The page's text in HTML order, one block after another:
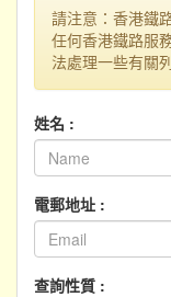
請注意：香港鐵
任何香港鐵路服
法處理一些有關
姓名 :
電郵地址 :
查詢性質 :